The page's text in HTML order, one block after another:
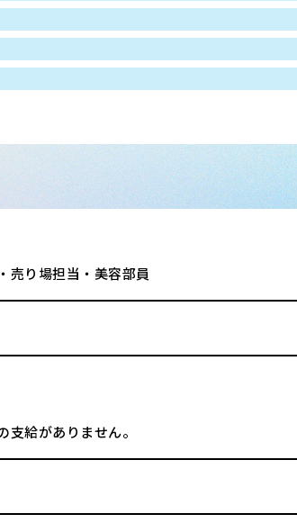
売り場担当・美容部員
給がありません。